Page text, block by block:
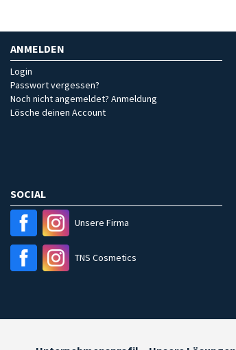
ANMELDEN
Login
Passwort vergessen?
Noch nicht angemeldet? Anmeldung
Lösche deinen Account
SOCIAL
Unsere Firma
TNS Cosmetics